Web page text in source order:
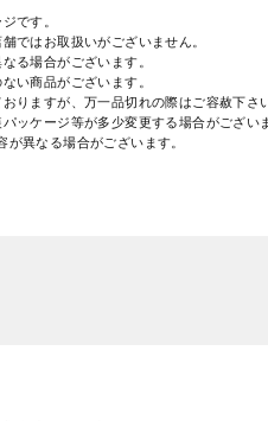
です。
ではお取扱いがございません。
る場合がございます。
い商品がございます。
りますが、万一品切れの際はご容赦下さい
ッケージ等が多少変更する場合がございま
異なる場合がございます。